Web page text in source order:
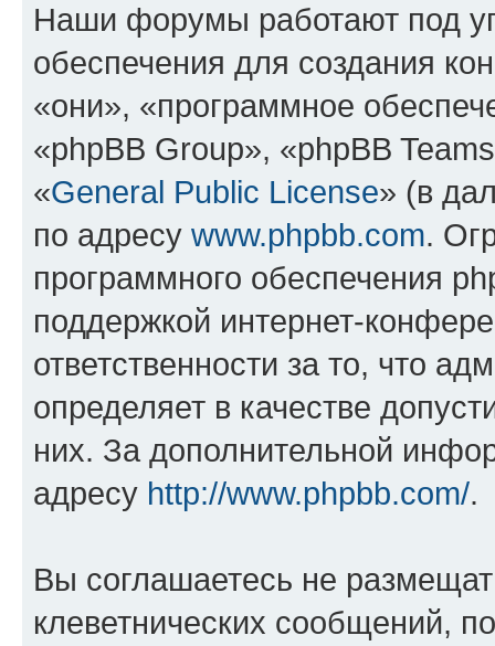
Наши форумы работают под
обеспечения для создания
«они», «программное
«phpBB Group», «phpBB
«General Public License» (в
по адресу www.phpbb.com.
программного обеспечения
поддержкой интернет-
ответственности за то, что
определяет в качестве
них. За дополнительной
адресу http://www.phpbb.com/.
Вы соглашаетесь не
клеветнических сообщений,